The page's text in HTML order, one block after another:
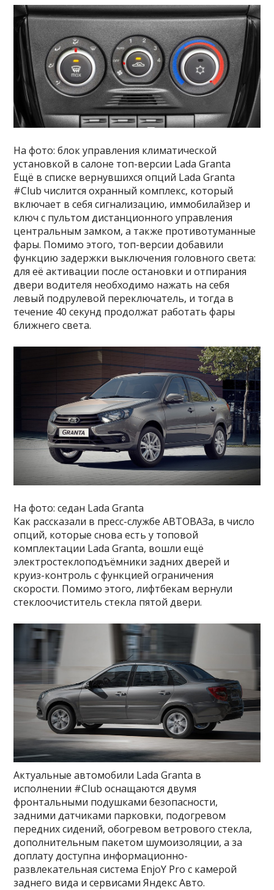
На фото: блок управления климатической
установкой в салоне топ-версии Lada Granta
Ещё в списке вернувшихся опций Lada Granta
#Club числится охранный комплекс, который
включает в себя сигнализацию, иммобилайзер и
ключ с пультом дистанционного управления
центральным замком, а также противотуманные
фары. Помимо этого, топ-версии добавили
функцию задержки выключения головного света:
для её активации после остановки и отпирания
двери водителя необходимо нажать на себя
левый подрулевой переключатель, и тогда в
течение 40 секунд продолжат работать фары
ближнего света.
На фото: седан Lada Granta
Как рассказали в пресс-службе АВТОВАЗа, в число
опций, которые снова есть у топовой
комплектации Lada Granta, вошли ещё
электростеклоподъёмники задних дверей и
круиз-контроль с функцией ограничения
скорости. Помимо этого, лифтбекам вернули
стеклоочиститель стекла пятой двери.
Актуальные автомобили Lada Granta в
исполнении #Club оснащаются двумя
фронтальными подушками безопасности,
задними датчиками парковки, подогревом
передних сидений, обогревом ветрового стекла,
дополнительным пакетом шумоизоляции, а за
доплату доступна информационно-
развлекательная система EnjoY Pro с камерой
заднего вида и сервисами Яндекс Авто.